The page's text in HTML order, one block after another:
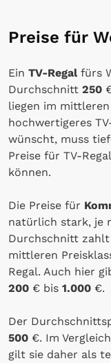
Preise für
Ein TV-Regalfürs
Durchschnitt 250
liegen im mittleren
hochwertigeres
wünscht, muss
Preise für TV-
können.
Die Preise für
natürlich stark, je
Durchschnitt
mittleren
Regal. Auch hier
200 € bis 1.000 €.
Der
500 €. Im
gilt sie daher als